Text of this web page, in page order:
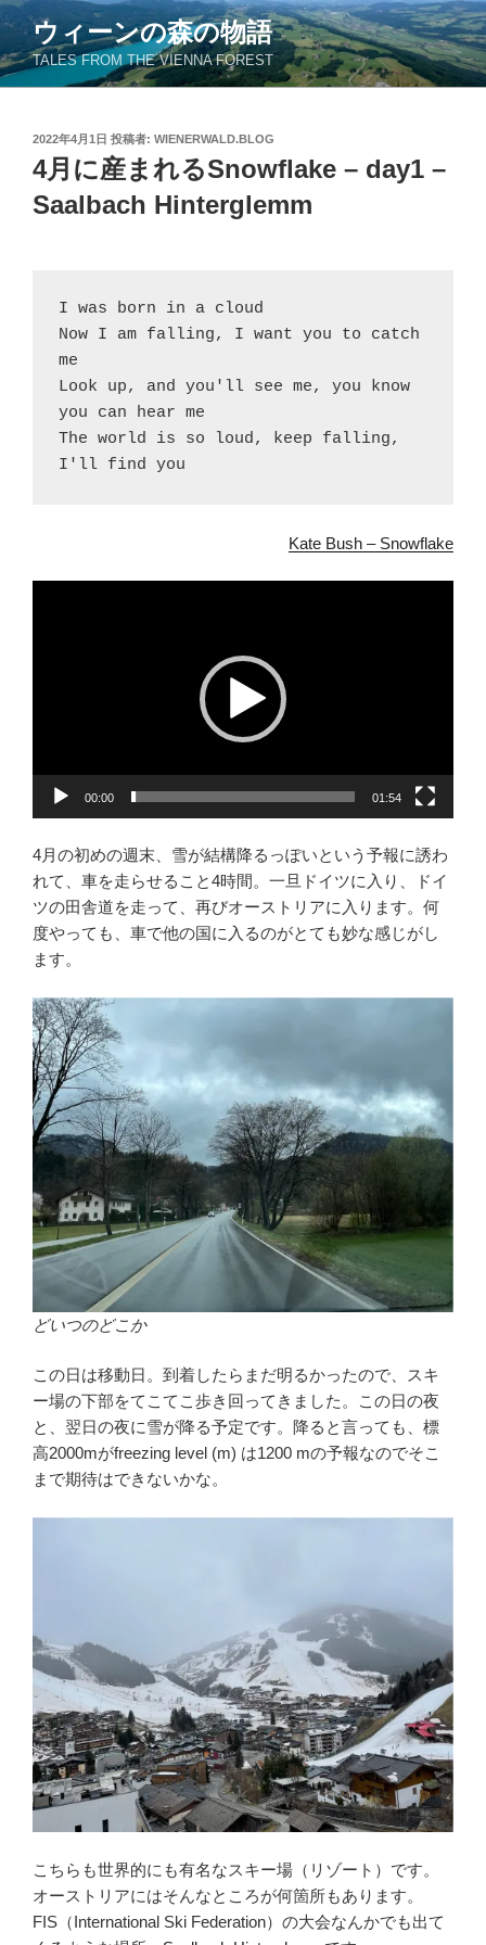
コ
テ
ン
ウィーンの森の物語
TALES FROM THE VIENNA FOREST
投
稿
日:
2022年4月1日 投稿者: WIENERWALD.BLOG
4月に産まれるSnowflake – day1 –
Saalbach Hinterglemm
I was born in a cloud
Now I am falling, I want you to catch
me
Look up, and you'll see me, you know
you can hear me
The world is so loud, keep falling,
I'll find you
Kate Bush – Snowflake
00:00 01:54
4月の初めの週末、雪が結構降るっぽいという予報に誘わ
れて、車を走らせること4時間。一旦ドイツに入り、ドイ
ツの田舎道を走って、再びオーストリアに入ります。何
度やっても、車で他の国に入るのがとても妙な感じがし
ます。
どいつのどこか
この日は移動日。到着したらまだ明るかったので、スキ
ー場の下部をてこてこ歩き回ってきました。この日の夜
と、翌日の夜に雪が降る予定です。降ると言っても、標
高2000mがfreezing level (m) は1200 mの予報なのでそこ
まで期待はできないかな。
こちらも世界的にも有名なスキー場（リゾート）です。
オーストリアにはそんなところが何箇所もあります。
FIS（International Ski Federation）の大会なんかでも出て